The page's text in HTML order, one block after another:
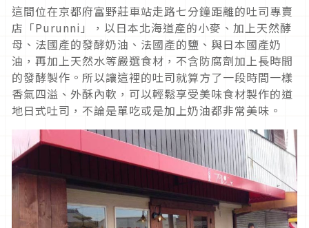
這間位在京都府富野莊車站走路七分鐘距離的吐司專賣
店「Purunni」，以日本北海道產的小麥、加上天然酵
母、法國產的發酵奶油、法國產的鹽、與日本國產奶
油，再加上天然水等嚴選食材，不含防腐劑加上長時間
的發酵製作。所以讓這裡的吐司就算方了一段時間一樣
香氣四溢、外酥內軟，可以輕鬆享受美味食材製作的道
地日式吐司，不論是單吃或是加上奶油都非常美味。